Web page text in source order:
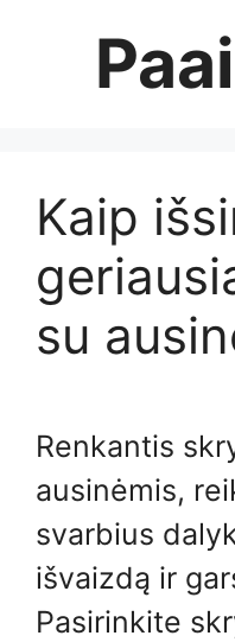
Kaip
su
Renkantis
ausinėmis,
svarbius
išvaizdą ir
Pasirinkite